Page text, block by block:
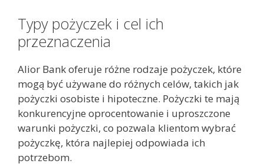
Typy pożyczek i cel ich
przeznaczenia
Alior Bank oferuje różne rodzaje pożyczek, które
mogą być używane do różnych celów, takich jak
pożyczki osobiste i hipoteczne. Pożyczki te mają
konkurencyjne oprocentowanie i uproszczone
warunki pożyczki, co pozwala klientom wybrać
pożyczkę, która najlepiej odpowiada ich
potrzebom.